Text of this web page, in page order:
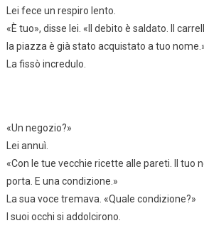
Lei fece un respiro lento.
«È tuo», disse lei. «Il debito è saldato. Il
la piazza è già stato acquistato a tuo
La fissò incredulo.
«Un negozio?»
Lei annuì.
«Con le tue vecchie ricette alle pareti. Il tuo
porta. E una condizione.»
La sua voce tremava. «Quale condizione?»
I suoi occhi si addolcirono.